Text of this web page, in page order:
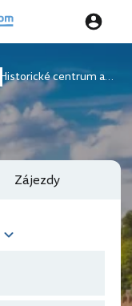
Historické centrum a říční promenády
Zájezdy